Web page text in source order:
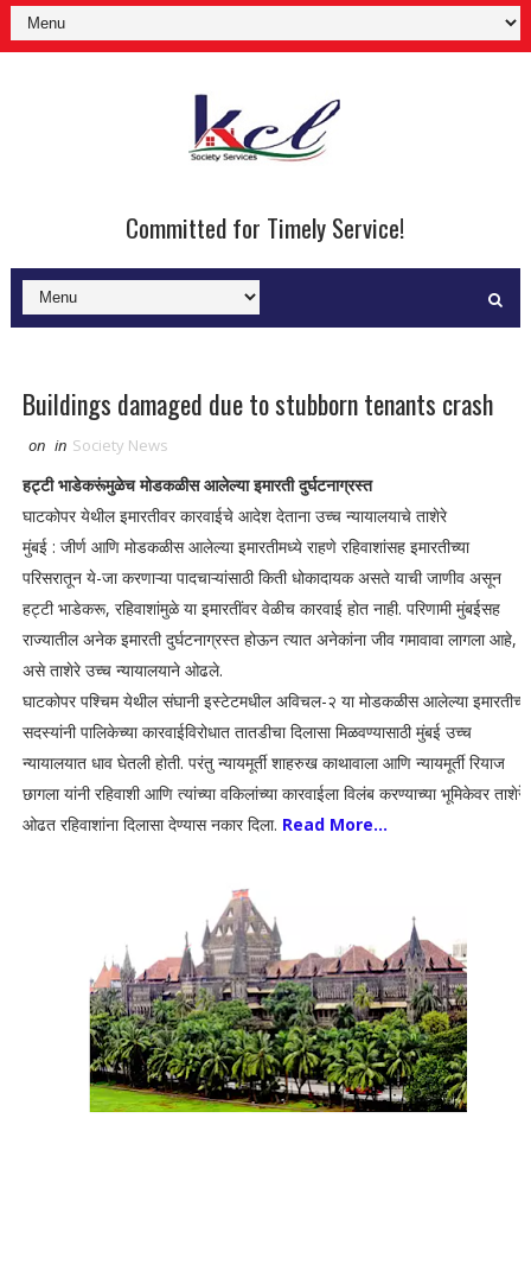
Committed for Timely Service!
Buildings damaged due to stubborn tenants crash
on in Society News
हट्टी भाडेकरूंमुळेच मोडकळीस आलेल्या इमारती दुर्घटनाग्रस्त
घाटकोपर येथील इमारतीवर कारवाईचे आदेश देताना उच्च न्यायालयाचे ताशेरे
मुंबई : जीर्ण आणि मोडकळीस आलेल्या इमारतीमध्ये राहणे रहिवाशांसह इमारतीच्या
परिसरातून ये-जा करणाऱ्या पादचाऱ्यांसाठी किती धोकादायक असते याची जाणीव असून
हट्टी भाडेकरू, रहिवाशांमुळे या इमारतींवर वेळीच कारवाई होत नाही. परिणामी मुंबईसह
राज्यातील अनेक इमारती दुर्घटनाग्रस्त होऊन त्यात अनेकांना जीव गमावावा लागला आहे,
असे ताशेरे उच्च न्यायालयाने ओढले.
घाटकोपर पश्चिम येथील संघानी इस्टेटमधील अविचल-२ या मोडकळीस आलेल्या इमारतीच्या
सदस्यांनी पालिकेच्या कारवाईविरोधात तातडीचा दिलासा मिळवण्यासाठी मुंबई उच्च
न्यायालयात धाव घेतली होती. परंतु न्यायमूर्ती शाहरुख काथावाला आणि न्यायमूर्ती रियाज
छागला यांनी रहिवाशी आणि त्यांच्या वकिलांच्या कारवाईला विलंब करण्याच्या भूमिकेवर ताशेरे
ओढत रहिवाशांना दिलासा देण्यास नकार दिला. Read More...